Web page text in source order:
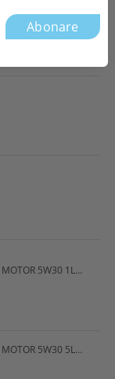
A000989970101 ULEI MOTOR 5W30 1L MERCEDES
A000989970105 ULEI MOTOR 5W30 5L MERCEDES